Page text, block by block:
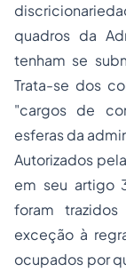
quadros da
tenham se
Trata-se dos
"cargos de
esferas da
Autorizados
em seu artigo
foram
exceção à
ocupados por